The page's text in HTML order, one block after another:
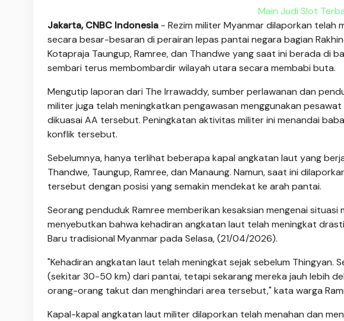
Main Judi Slot
Jakarta, CNBC Indonesia - Rezim militer Myanmar dilaporkan telah
secara besar-besaran di perairan lepas pantai negara bagian
Kotapraja Taungup, Ramree, dan Thandwe yang saat ini berada di
sembari terus membombardir wilayah utara secara membabi buta.
Mengutip laporan dari The Irrawaddy, sumber perlawanan dan
militer juga telah meningkatkan pengawasan menggunakan
dikuasai AA tersebut. Peningkatan aktivitas militer ini menandai
konflik tersebut.
Sebelumnya, hanya terlihat beberapa kapal angkatan laut yang
Thandwe, Taungup, Ramree, dan Manaung. Namun, saat ini
tersebut dengan posisi yang semakin mendekat ke arah pantai.
Seorang penduduk Ramree memberikan kesaksian mengenai
menyebutkan bahwa kehadiran angkatan laut telah meningkat
Baru tradisional Myanmar pada Selasa, (21/04/2026).
"Kehadiran angkatan laut telah meningkat sejak sebelum Thingyan.
(sekitar 30-50 km) dari pantai, tetapi sekarang mereka jauh lebih
orang-orang takut dan menghindari area tersebut," kata warga
Kapal-kapal angkatan laut militer dilaporkan telah menahan dan